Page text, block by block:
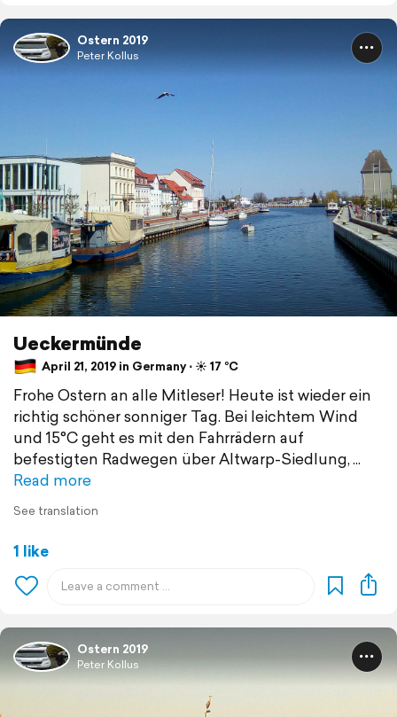
Ostern 2019
Peter Kollus
Ueckermünde
April 21, 2019 in Germany ⋅ ☀️ 17 °C
Frohe Ostern an alle Mitleser! Heute ist wieder ein
richtig schöner sonniger Tag. Bei leichtem Wind
und 15°C geht es mit den Fahrrädern auf
befestigten Radwegen über Altwarp-Siedlung,
Read more
See translation
1 like
Ostern 2019
Peter Kollus